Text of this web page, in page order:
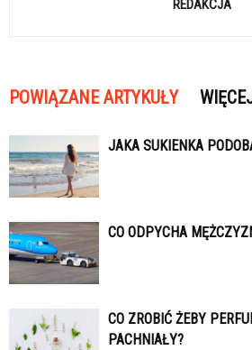
REDAKCJA
POWIĄZANE ARTYKUŁY
JAKA SUKIENKA
CO ODPYCHA
CO ZROBIĆ ŻEBY
PACHNIAŁY?